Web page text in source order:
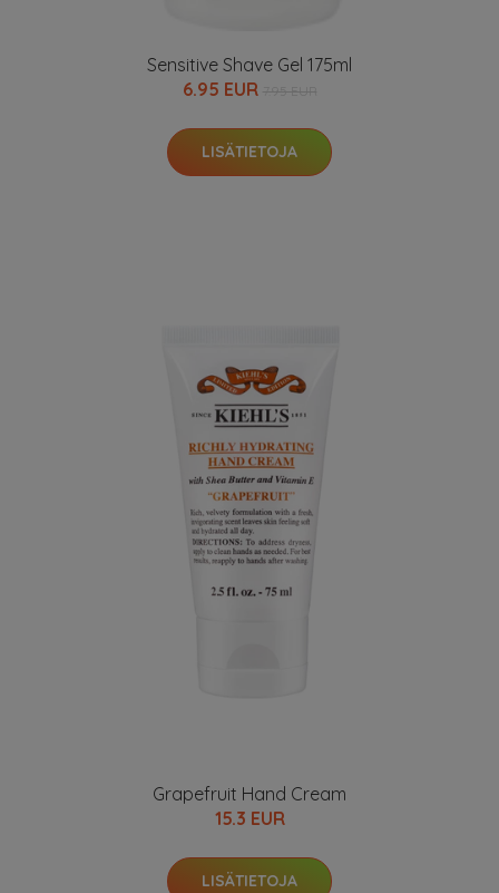
Sensitive Shave Gel 175ml
6.95 EUR
LISÄTIETOJA
Grapefruit Hand Cream
15.3 EUR
LISÄTIETOJA